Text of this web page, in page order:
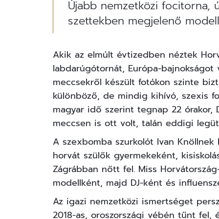
Újabb nemzetközi focitorna,
szettekben megjelenő
Akik az elmúlt évtizedben néztek
labdarúgótornát, Európa-
meccsekről készült fotókon szinte
különböző, de mindig kihívó, szexis
magyar idő szerint tegnap 22 órakor,
meccsen is ott volt, talán eddigi
A szexbomba szurkolót Ivan
horvát szülők gyermekeként,
Zágrábban nőtt fel. Miss
modellként, majd DJ-ként és
Az igazi nemzetközi ismertséget
2018-as, oroszországi vébén tűnt